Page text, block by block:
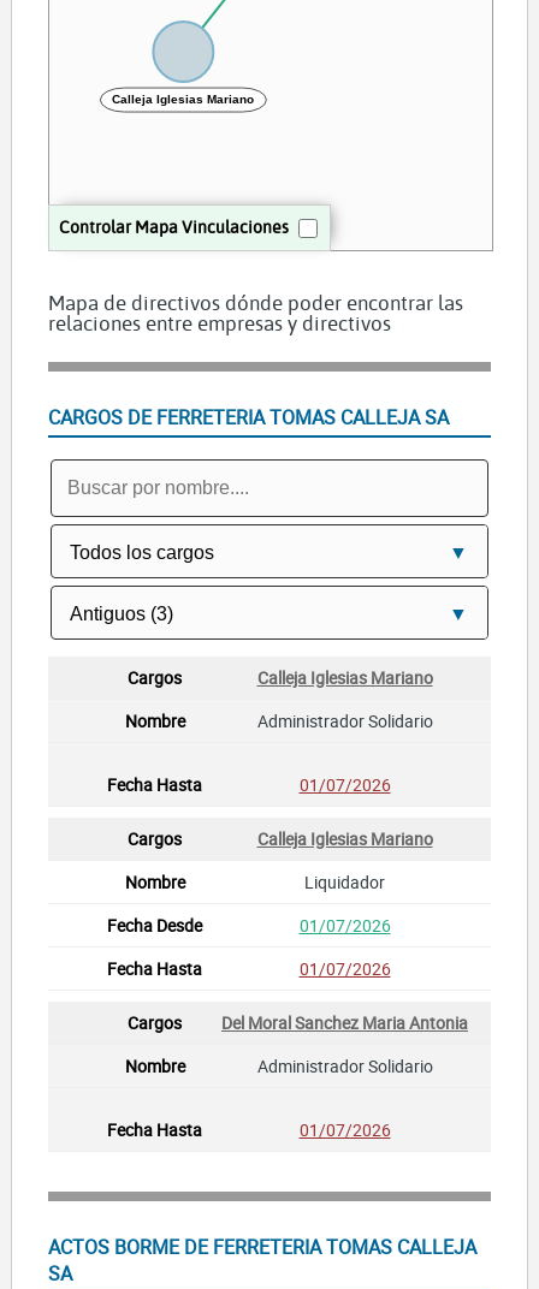
Controlar Mapa Vinculaciones
Calleja Iglesias Mariano
Mapa de directivos dónde poder encontrar las
relaciones entre empresas y directivos
CARGOS DE FERRETERIA TOMAS CALLEJA SA
Calleja Iglesias Mariano
Administrador Solidario
01/07/2026
Calleja Iglesias Mariano
Liquidador
01/07/2026
01/07/2026
Del Moral Sanchez Maria Antonia
Administrador Solidario
01/07/2026
ACTOS BORME DE FERRETERIA TOMAS CALLEJA
SA